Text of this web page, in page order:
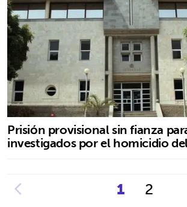
Prisión provisional sin fianza
investigados por el homicidio
1
2